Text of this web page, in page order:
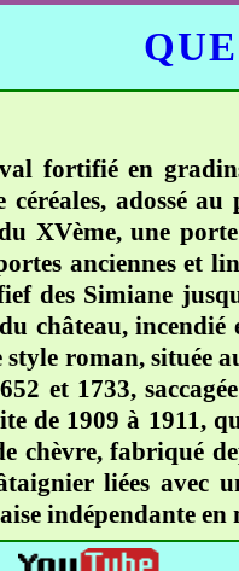
fortifié en
céréales, adossé
XVème, une
anciennes et
des Simiane
château, incendié
roman, située
et 1733,
de 1909 à 1911,
chèvre, fabriqué
liées
indépendante